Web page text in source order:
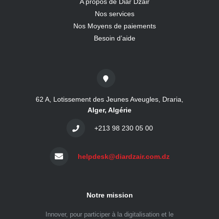
Nos services
Nos Moyens de paiements
Besoin d’aide
62 A, Lotissement des Jeunes Aveugles, Draria,
Alger, Algérie
+213 98 230 05 00
helpdesk@diardzair.com.dz
Notre mission
Innover, pour participer à la digitalisation et le